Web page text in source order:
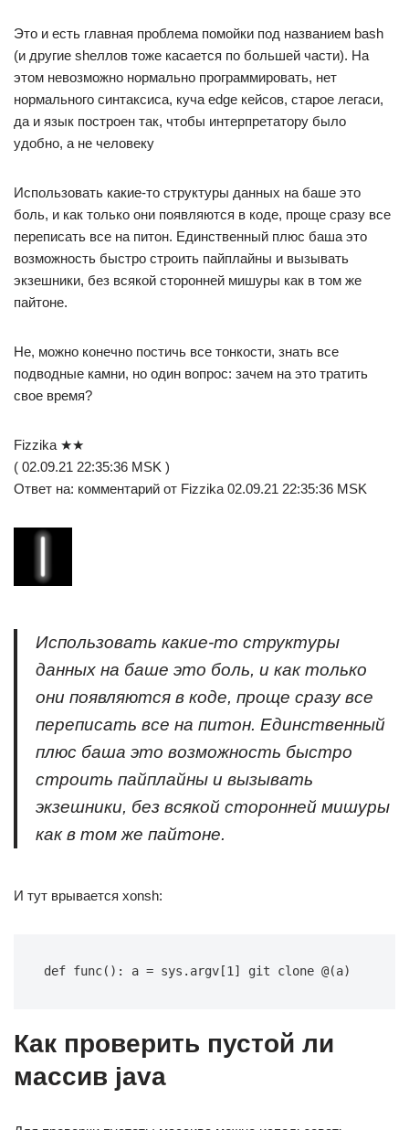
Это и есть главная проблема помойки под названием bash
(и другие shеллов тоже касается по большей части). На
этом невозможно нормально программировать, нет
нормального синтаксиса, куча edge кейсов, старое легаси,
да и язык построен так, чтобы интерпретатору было
удобно, а не человеку
Использовать какие-то структуры данных на баше это
боль, и как только они появляются в коде, проще сразу все
переписать все на питон. Единственный плюс баша это
возможность быстро строить пайплайны и вызывать
экзешники, без всякой сторонней мишуры как в том же
пайтоне.
Не, можно конечно постичь все тонкости, знать все
подводные камни, но один вопрос: зачем на это тратить
свое время?
Fizzika ★★
( 02.09.21 22:35:36 MSK )
Ответ на: комментарий от Fizzika 02.09.21 22:35:36 MSK
Использовать какие-то структуры
данных на баше это боль, и как только
они появляются в коде, проще сразу все
переписать все на питон. Единственный
плюс баша это возможность быстро
строить пайплайны и вызывать
экзешники, без всякой сторонней мишуры
как в том же пайтоне.
И тут врывается xonsh:
def func(): a = sys.argv[1] git clone @(a)
Как проверить пустой ли
массив java